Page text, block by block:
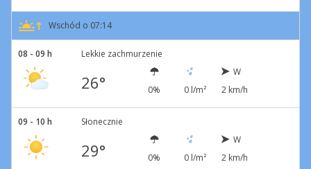
Wschód o 07:14
08 - 09 h Lekkie zachmurzenie
26° 0% 0 l/m²
W
2 km/h
09 - 10 h Słonecznie
29° 0% 0 l/m²
W
2 km/h